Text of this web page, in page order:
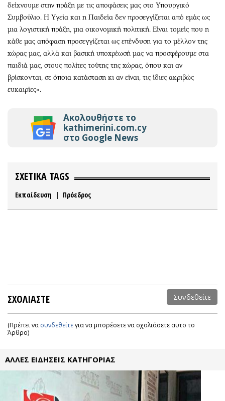
δείχνουμε στην πράξη με τις αποφάσεις μας στο Υπουργικό
Συμβούλιο. Η Υγεία και η Παιδεία δεν προσεγγίζεται από εμάς ως
μια λογιστική πράξη, μια οικονομική πολιτική. Είναι τομείς που η
κάθε μας απόφαση προσεγγίζεται ως επένδυση για το μέλλον της
χώρας μας, αλλά και βασική υποχρέωσή μας να προσφέρουμε στα
παιδιά μας, στους πολίτες τούτης της χώρας, όπου και αν
βρίσκονται, σε όποια κατάσταση κι αν είναι, τις ίδιες ακριβώς
ευκαιρίες».
Ακολουθήστε το
kathimerini.com.cy
στο Google News
ΣΧΕΤΙΚΑ TAGS
Εκπαίδευση | Πρόεδρος
ΣΧΟΛΙΑΣΤΕ Συνδεθείτε
(Πρέπει να συνδεθείτεγια να μπορέσετε να σχολιάσετε αυτο το
Άρθρο)
ΑΛΛΕΣ ΕΙΔΗΣΕΙΣ ΚΑΤΗΓΟΡΙΑΣ